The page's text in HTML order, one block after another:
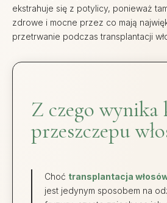
ekstrahuje się z potylicy, ponieważ
zdrowe i mocne przez co mają
przetrwanie podczas transplantacji
Z czego wynika
przeszczepu
Choć transplantacja
jest jedynym sposobem na